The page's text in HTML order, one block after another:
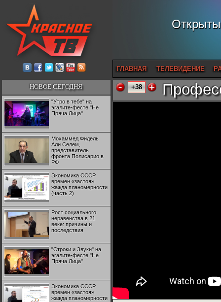
ГЛАВНАЯ ТЕЛЕВИДЕНИЕ
НОВОЕ СЕГОДНЯ
"Утро в тебе" на
эгалите-фесте "Не
Пряча Лица"
Мохаммед Фидель
Али Селем,
представитель
фронта Полисарио в
РФ
Экономика СССР
времен «застоя»:
жажда планомерности
(часть 2)
Рост социального
неравенства в 21
веке: причины и
последствия
"Строки и Звуки" на
эгалите-фесте "Не
Пряча Лица"
Экономика СССР
времен «застоя»:
жажда планомерности
+38